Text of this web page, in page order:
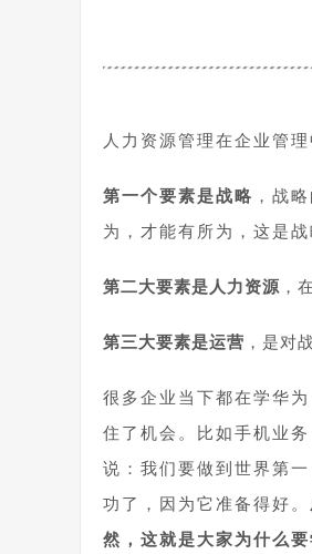
人力资源管理在企业管
第一个要素是战略 ，战
为，才能有所为，这是
第二大要素是人力资源 ，
第三大要素是运营 ，是对
很多企业当下都在学华
住了机会。比如手机业
说：我们要做到世界第
功了，因为它准备得好。
然，这就是大家为什么要